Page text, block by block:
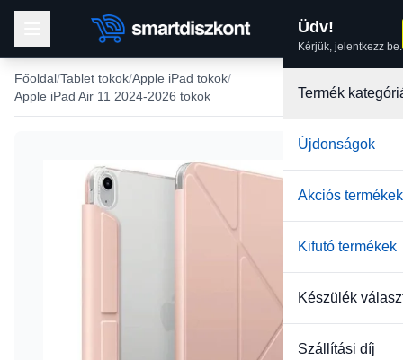
Üdv!
Kérjük, jelentkezz be.
Termék
Újdonságok
Akciós termékek
Kifutó termékek
Készülék
Szállítási díj
Főoldal Tablet tokok Apple iPad tokok
Apple iPad Air 11 2024-2026 tokok